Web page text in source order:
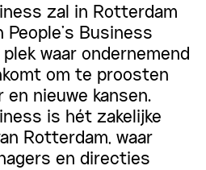
zal in Rotterdam
Business
waar ondernemend
om te proosten
en nieuwe kansen.
is hét zakelijke
Rotterdam, waar
en directies